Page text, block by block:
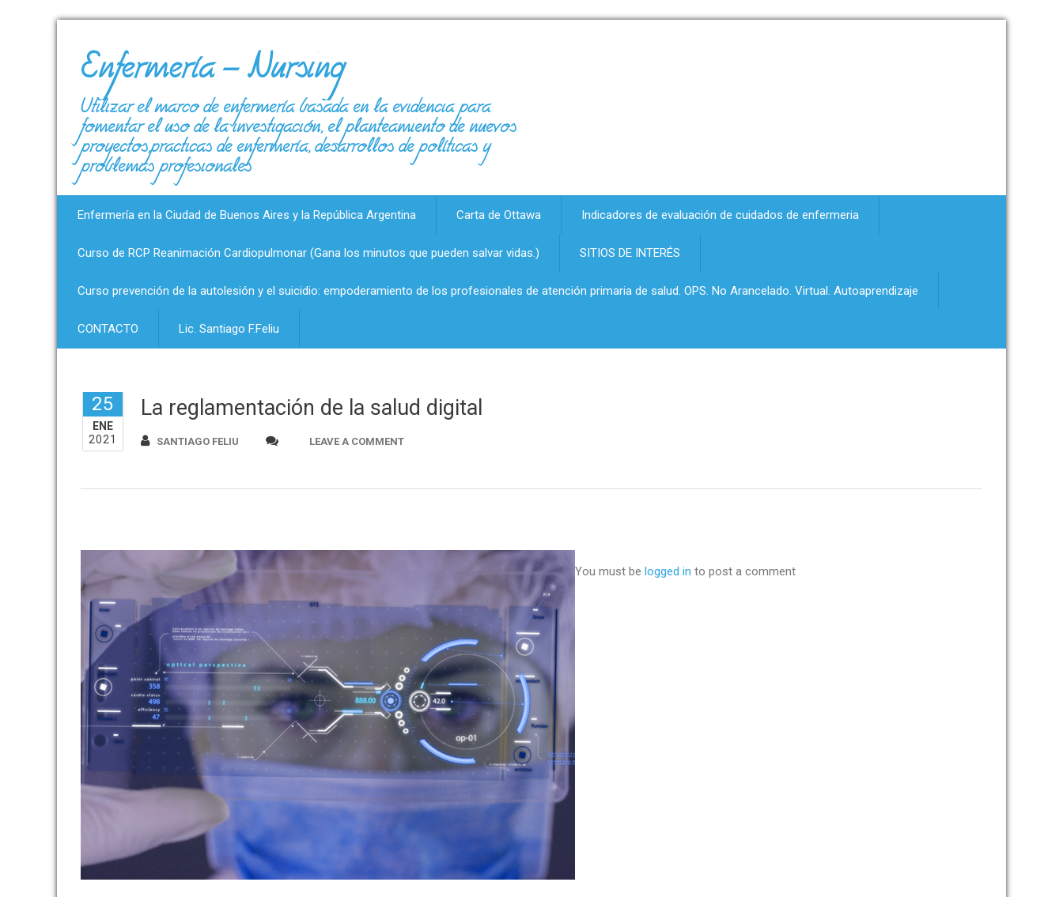
Enfermería – Nursing
Utilizar el marco de enfermería basada en la evidencia para
fomentar el uso de la investigación, el planteamiento de nuevos
proyectos,prácticas de enfermería, desarrollos de políticas y
problemas profesionales
Enfermería en la Ciudad de Buenos Aires y la República Argentina Carta de Ottawa Indicadores de evaluación de cuidados de enfermeria
Curso de RCP Reanimación Cardiopulmonar (Gana los minutos que pueden salvar vidas.) SITIOS DE INTERÉS
Curso prevención de la autolesión y el suicidio: empoderamiento de los profesionales de atención primaria de salud. OPS. No Arancelado. Virtual. Autoaprendizaje
CONTACTO Lic. Santiago F.Feliu
25
ENE
2021
La reglamentación de la salud digital
SANTIAGO FELIU LEAVE A COMMENT
You must be logged in to post a comment